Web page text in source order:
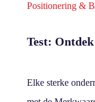
Positionering &
Test:
Elke sterke